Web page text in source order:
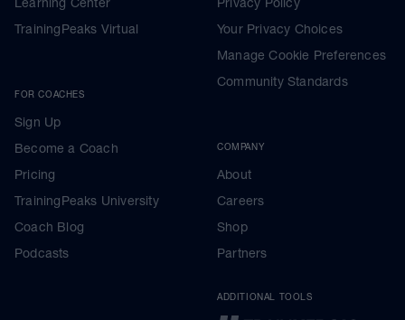
TrainingPeaks Virtual
FOR COACHES
Sign Up
Become a Coach
Pricing
TrainingPeaks University
Coach Blog
Podcasts
Your Privacy Choices
Manage Cookie Preferences
Community Standards
COMPANY
About
Careers
Shop
Partners
ADDITIONAL TOOLS